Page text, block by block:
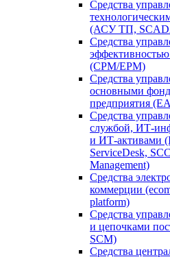
Средства
(АСУ ТП,
Средства
(CPM/EPM)
Средства
основными
предприятия
Средства
службой, ИТ-
и ИТ-активами
ServiceDesk,
Management)
Средства
коммерции
platform)
Средства
и цепочками
SCM)
Средства